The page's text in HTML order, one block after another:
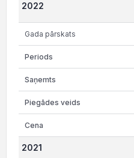
2022
Gada pārskats
2021